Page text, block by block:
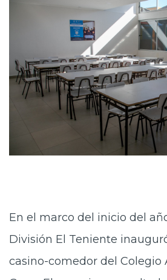
En el marco del inicio del
División El Teniente
casino-comedor del Colegio